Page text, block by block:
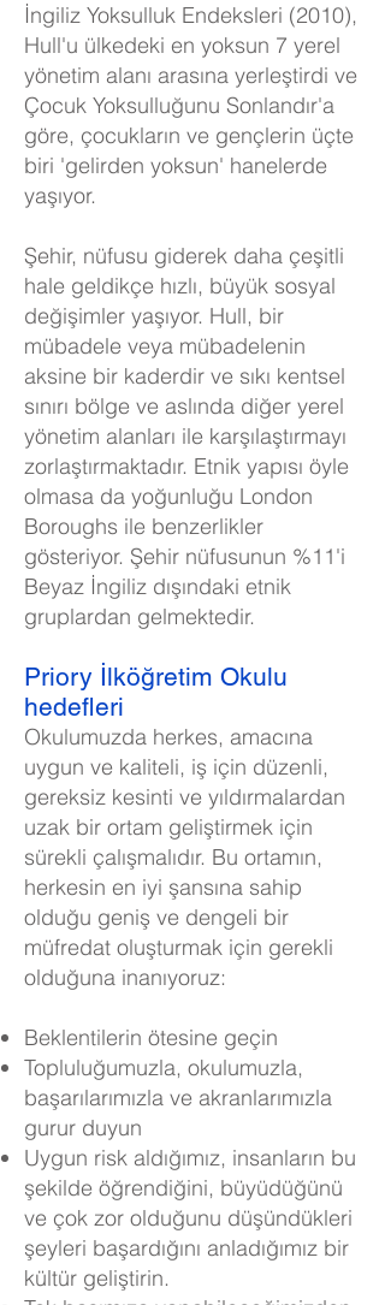
İngiliz Yoksulluk Endeksleri (2010),
Hull'u ülkedeki en yoksun 7 yerel
yönetim alanı arasına yerleştirdi ve
Çocuk Yoksulluğunu Sonlandır'a
göre, çocukların ve gençlerin üçte
biri 'gelirden yoksun' hanelerde
yaşıyor.
Şehir, nüfusu giderek daha çeşitli
hale geldikçe hızlı, büyük sosyal
değişimler yaşıyor. Hull, bir
mübadele veya mübadelenin
aksine bir kaderdir ve sıkı kentsel
sınırı bölge ve aslında diğer yerel
yönetim alanları ile karşılaştırmayı
zorlaştırmaktadır. Etnik yapısı öyle
olmasa da yoğunluğu London
Boroughs ile benzerlikler
gösteriyor. Şehir nüfusunun %11'i
Beyaz İngiliz dışındaki etnik
gruplardan gelmektedir.
Priory İlköğretim Okulu
hedefleri
Okulumuzda herkes, amacına
uygun ve kaliteli, iş için düzenli,
gereksiz kesinti ve yıldırmalardan
uzak bir ortam geliştirmek için
sürekli çalışmalıdır. Bu ortamın,
herkesin en iyi şansına sahip
olduğu geniş ve dengeli bir
müfredat oluşturmak için gerekli
olduğuna inanıyoruz:
Beklentilerin ötesine geçin
Topluluğumuzla, okulumuzla,
başarılarımızla ve akranlarımızla
gurur duyun
Uygun risk aldığımız, insanların bu
şekilde öğrendiğini, büyüdüğünü
ve çok zor olduğunu düşündükleri
şeyleri başardığını anladığımız bir
kültür geliştirin.